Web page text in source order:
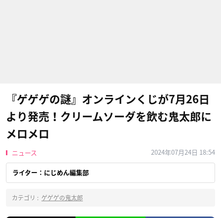
『ゲゲゲの謎』オンラインくじが7月26日
より発売！クリームソーダを飲む鬼太郎に
メロメロ
ニュース 2024年07月24日 18:54
ライター：にじめん編集部
カテゴリ : ゲゲゲの鬼太郎